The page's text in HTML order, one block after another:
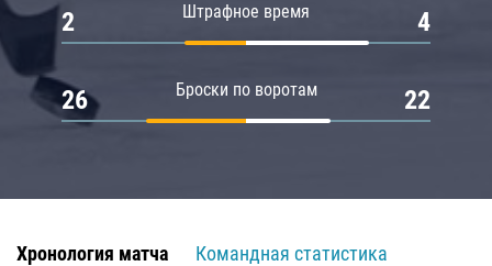
Штрафное время
2 4
Броски по воротам
26 22
Хронология матча
Командная статистика